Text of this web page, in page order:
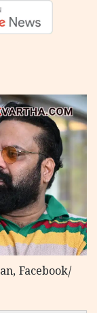
Facebook/